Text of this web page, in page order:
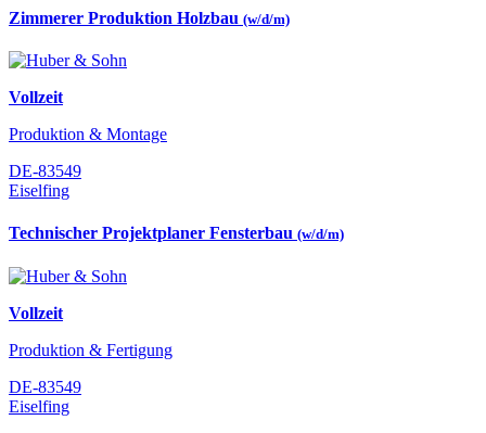
Zimmerer Produktion Holzbau (w/d/m)
Vollzeit
Produktion & Montage
DE-83549
Eiselfing
Technischer Projektplaner Fensterbau (w/d/m)
Vollzeit
Produktion & Fertigung
DE-83549
Eiselfing